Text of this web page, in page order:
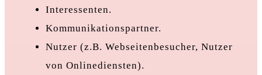
Interessenten.
Kommunikationspartner.
Nutzer (z.B. Webseitenbesucher, Nutzer
von Onlinediensten).